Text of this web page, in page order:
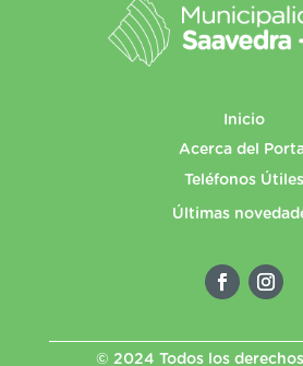
Inicio
Acerca del
Teléfonos Útiles
Últimas
© 2024 Todos los